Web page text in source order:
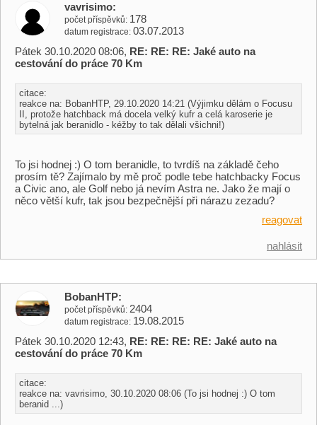
vavrisimo
počet příspěvků 178
datum registrace 03.07.2013
Pátek 30.10.2020 08:06, RE: RE: RE: Jaké auto na
cestování do práce 70 Km
citace:
reakce na: BobanHTP, 29.10.2020 14:21 (Výjimku dělám o Focusu
II, protože hatchback má docela velký kufr a celá karoserie je
bytelná jak beranidlo - kéžby to tak dělali všichni!)
To jsi hodnej :) O tom beranidle, to tvrdíš na základě čeho
prosím tě? Zajímalo by mě proč podle tebe hatchbacky Focus
a Civic ano, ale Golf nebo já nevím Astra ne. Jako že mají o
něco větší kufr, tak jsou bezpečnější při nárazu zezadu?
reagovat
nahlásit
BobanHTP
počet příspěvků 2404
datum registrace 19.08.2015
Pátek 30.10.2020 12:43, RE: RE: RE: RE: Jaké auto na
cestování do práce 70 Km
citace:
reakce na: vavrisimo, 30.10.2020 08:06 (To jsi hodnej :) O tom
beranid ...)